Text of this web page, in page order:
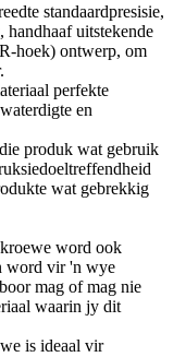
standaardpresisie,
handhaaf uitstekende
hoek) ontwerp, om
perfekte
en
produk wat gebruik
wat gebrekkig
word ook
word vir 'n wye
mag of mag nie
waarin jy dit
is ideaal vir